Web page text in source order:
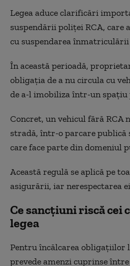
Legea aduce clarificări
suspendării poliței RCA, care
cu suspendarea
În această perioadă,
obligația de a nu circula cu
de a-l imobiliza într-un
Concret, un vehicul fără RCA
stradă, într-o parcare publică
care face parte din domeniul
Această regulă se aplică pe
asigurării, iar nerespectarea
Ce sancțiuni riscă cei
legea
Pentru încălcarea obligațiilor
prevede amenzi cuprinse între